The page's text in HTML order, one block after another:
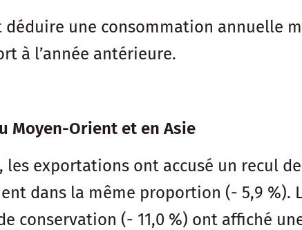
une consommation annuelle
à l’année antérieure.
Moyen-Orient et en Asie
exportations ont accusé un recul de
dans la même proportion (- 5,9 %).
conservation (- 11,0 %) ont affiché